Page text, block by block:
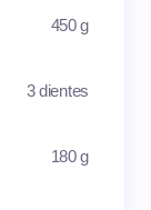
450 g
3 dientes
180 g